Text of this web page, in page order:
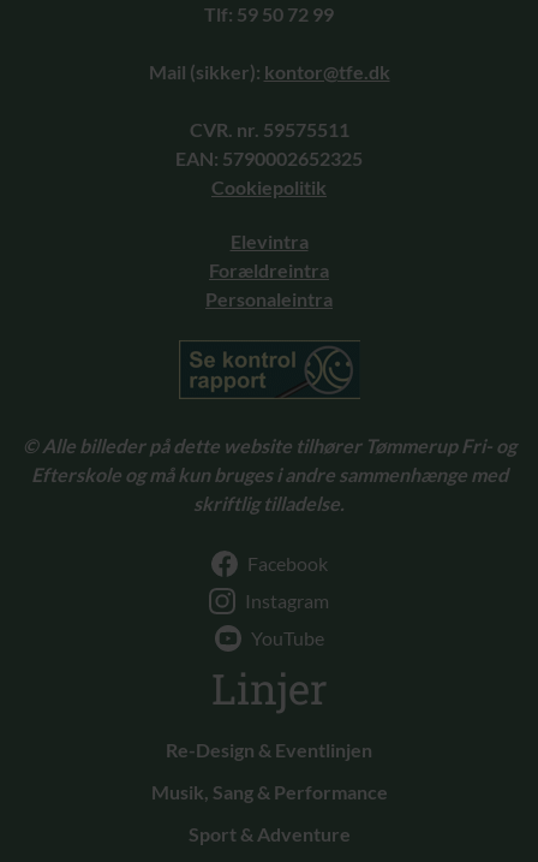
Tlf: 59 50 72 99
Mail (sikker): kontor@tfe.dk
CVR. nr. 59575511
EAN: 5790002652325
Cookiepolitik
Elevintra
Forældreintra
Personaleintra
© Alle billeder på dette website tilhører Tømmerup Fri- og
Efterskole og må kun bruges i andre sammenhænge med
skriftlig tilladelse.
Facebook
Instagram
YouTube
Linjer
Re-Design & Eventlinjen
Musik, Sang & Performance
Sport & Adventure